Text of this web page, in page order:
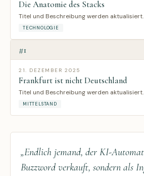
Die Anatomie des Stacks
Titel und Beschreibung werden aktualisiert.
TECHNOLOGIE
#1
21. DEZEMBER 2025
Frankfurt ist nicht Deutschland
Titel und Beschreibung werden aktualisiert.
MITTELSTAND
„Endlich jemand, der KI-
Buzzword verkauft, sondern als